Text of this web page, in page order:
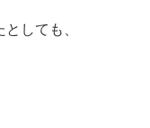
しても、